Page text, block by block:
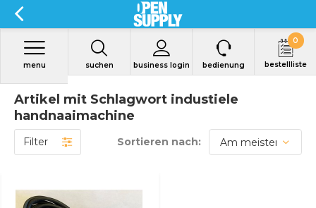
suchen business login
menu bedienung bestellliste
0
Artikel mit Schlagwort industiele
handnaaimachine
Filter Sortieren nach:
Produkt anzeigen